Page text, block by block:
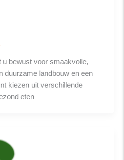
u bewust voor smaakvolle,
duurzame landbouw en een
kiezen uit verschillende
eten